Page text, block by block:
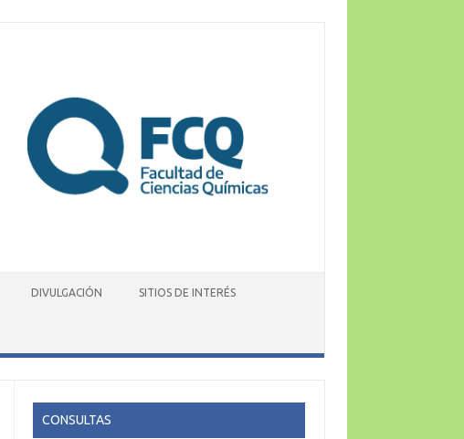
DIVULGACIÓN SITIOS DE INTERÉS
CONSULTAS